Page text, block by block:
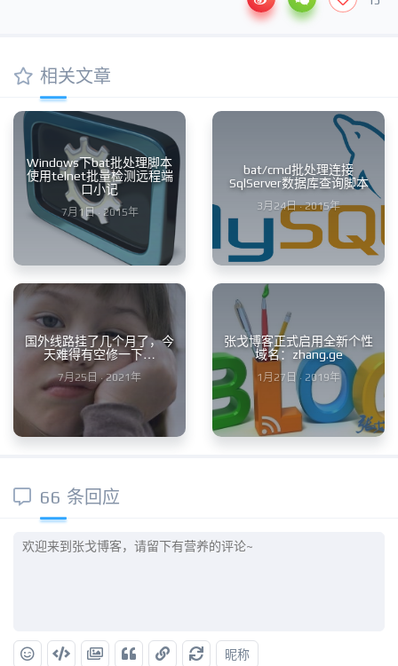
相关文章
Windows下bat批处理脚本
使用telnet批量检测远程端
口小记
7月1日 · 2015年
bat/cmd批处理连接
SqlServer数据库查询脚本
3月24日 · 2015年
国外线路挂了几个月了，今
天难得有空修一下…
7月25日 · 2021年
张戈博客正式启用全新个性
域名：zhang.ge
1月27日 · 2019年
66 条回应
昵称